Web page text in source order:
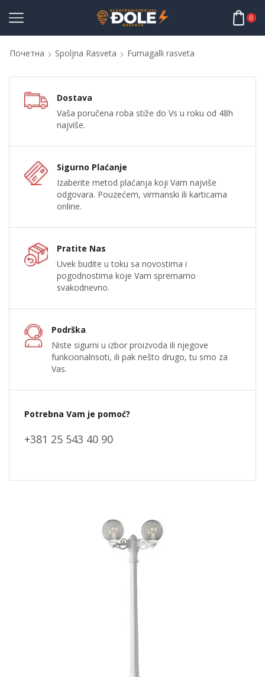
0
Почетна Spoljna Rasveta Fumagalli rasveta
Dostava
Vaša poručena roba stiže do Vs u roku od 48h
najviše.
Sigurno Plaćanje
Izaberite metod plaćanja koji Vam najviše
odgovara. Pouzećem, virmanski ili karticama
online.
Pratite Nas
Uvek budite u toku sa novostima i
pogodnostima koje Vam spremamo
svakodnevno.
Podrška
Niste sigurni u izbor proizvoda ili njegove
funkcionalnsoti, ili pak nešto drugo, tu smo za
Vas.
Potrebna Vam je pomoć?
+381 25 543 40 90